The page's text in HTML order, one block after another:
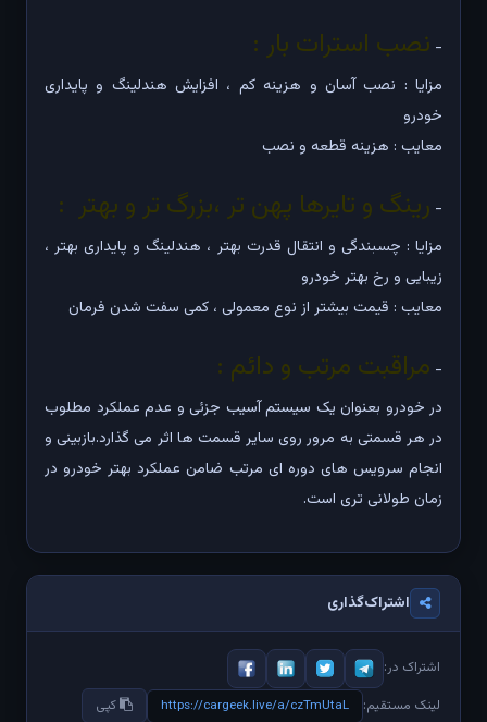
- نصب استرات بار :
مزایا : نصب آسان و هزینه کم ، افزایش هندلینگ و پایداری
خودرو
معایب : هزینه قطعه و نصب
- رینگ و تایرها پهن تر ،بزرگ تر و بهتر :
مزایا : چسبندگی و انتقال قدرت بهتر ، هندلینگ و پایداری بهتر ،
زیبایی و رخ بهتر خودرو
معایب : قیمت بیشتر از نوع معمولی ، کمی سفت شدن فرمان
- مراقبت مرتب و دائم :
در خودرو بعنوان یک سیستم آسیب جزئی و عدم عملکرد مطلوب
در هر قسمتی به مرور روی سایر قسمت ها اثر می گذارد.بازبینی و
انجام سرویس های دوره ای مرتب ضامن عملکرد بهتر خودرو در
زمان طولانی تری است.
اشتراک‌گذاری
اشتراک در:
لینک مستقیم: https://cargeek.live/a/czTmUtaL کپی